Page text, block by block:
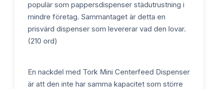
populär som pappersdispenser städutrustning i
mindre företag. Sammantaget är detta en
prisvärd dispenser som levererar vad den lovar.
(210 ord)
En nackdel med Tork Mini Centerfeed Dispenser
är att den inte har samma kapacitet som större